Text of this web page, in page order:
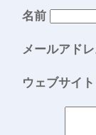
名前
メールアド
ウェブサイト